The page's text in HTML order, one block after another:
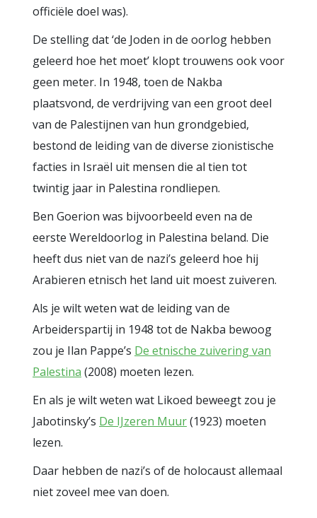
officiële doel was).
De stelling dat ‘de Joden in de oorlog hebben
geleerd hoe het moet’ klopt trouwens ook voor
geen meter. In 1948, toen de Nakba
plaatsvond, de verdrijving van een groot deel
van de Palestijnen van hun grondgebied,
bestond de leiding van de diverse zionistische
facties in Israël uit mensen die al tien tot
twintig jaar in Palestina rondliepen.
Ben Goerion was bijvoorbeeld even na de
eerste Wereldoorlog in Palestina beland. Die
heeft dus niet van de nazi’s geleerd hoe hij
Arabieren etnisch het land uit moest zuiveren.
Als je wilt weten wat de leiding van de
Arbeiderspartij in 1948 tot de Nakba bewoog
zou je Ilan Pappe’s De etnische zuivering van
Palestina (2008) moeten lezen.
En als je wilt weten wat Likoed beweegt zou je
Jabotinsky’s De IJzeren Muur(1923) moeten
lezen.
Daar hebben de nazi’s of de holocaust allemaal
niet zoveel mee van doen.